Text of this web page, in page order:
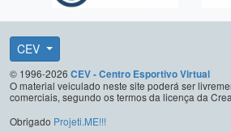
CEV
© 1996-2026 CEV - Centro Esportivo Virtual
O material veiculado neste site poderá ser
comerciais, segundo os termos da licença da
Obrigado Projeti.ME!!!